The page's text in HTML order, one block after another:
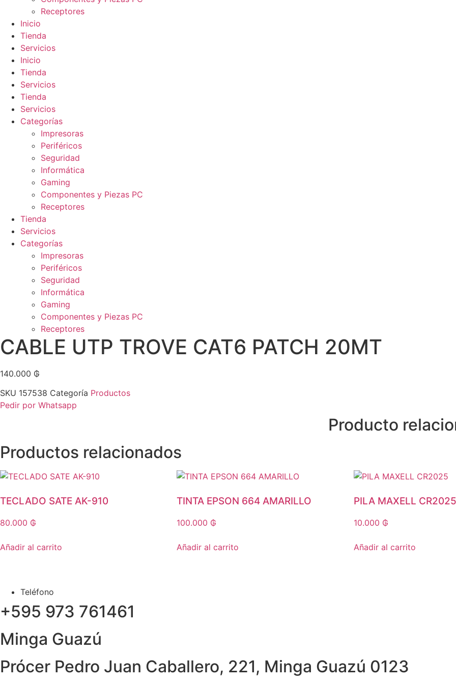
Receptores
Inicio
Tienda
Servicios
Inicio
Tienda
Servicios
Tienda
Servicios
Categorías
Impresoras
Periféricos
Seguridad
Informática
Gaming
Componentes y Piezas PC
Receptores
Tienda
Servicios
Categorías
Impresoras
Periféricos
Seguridad
Informática
Gaming
Componentes y Piezas PC
Receptores
CABLE UTP TROVE CAT6 PATCH 20MT
140.000 ₲
SKU 157538 Categoría Productos
Pedir por Whatsapp
Producto
Productos relacionados
TECLADO SATE AK-910
80.000 ₲
Añadir al carrito
TINTA EPSON 664 AMARILLO
100.000 ₲
Añadir al carrito
PILA MAXELL CR2025
10.000 ₲
Añadir al carrito
Teléfono
+595 973 761461
Minga Guazú
Prócer Pedro Juan Caballero, 221, Minga Guazú 0123